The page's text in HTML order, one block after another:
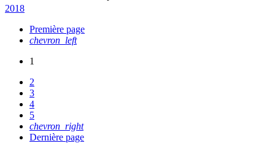
2018
Première page
chevron_left
1
2
3
4
5
chevron_right
Dernière page